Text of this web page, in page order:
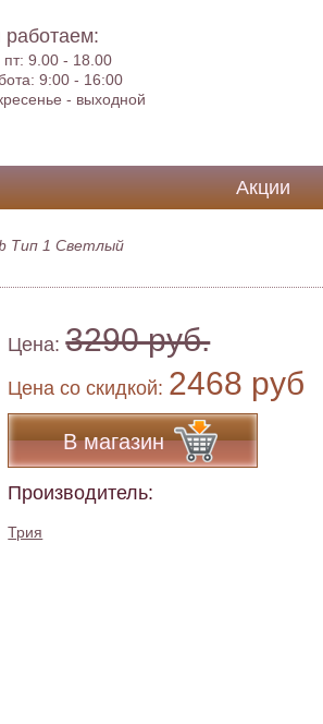
пт:9.00 - 18.00
9:00 - 16:00
- выходной
Акции
Тип 1 Светлый
Цена:3290 руб.
Цена co скидкой: 2468 руб
В магазин
Производитель:
Трия